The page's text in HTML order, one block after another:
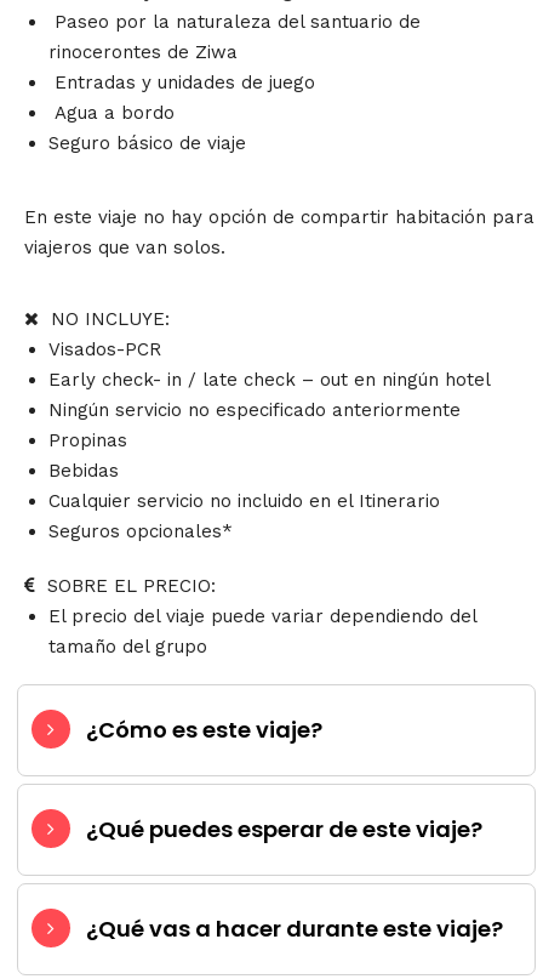
Paseo por la naturaleza del santuario de
rinocerontes de Ziwa
Entradas y unidades de juego
Agua a bordo
Seguro básico de viaje
En este viaje no hay opción de compartir habitación para
viajeros que van solos.
NO INCLUYE:
Visados-PCR
Early check- in / late check – out en ningún hotel
Ningún servicio no especificado anteriormente
Propinas
Bebidas
Cualquier servicio no incluido en el Itinerario
Seguros opcionales*
SOBRE EL PRECIO:
El precio del viaje puede variar dependiendo del
tamaño del grupo
¿Cómo es este viaje?
¿Qué puedes esperar de este viaje?
¿Qué vas a hacer durante este viaje?